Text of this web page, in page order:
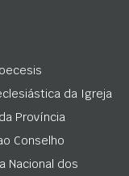
da Igreja
Província
Conselho
Nacional dos